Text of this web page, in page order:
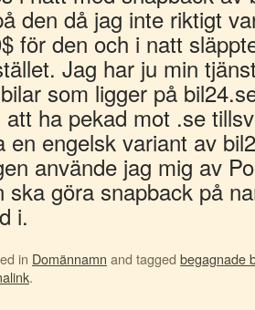
den då jag inte riktigt
för den och i natt
Jag har ju min
som ligger på
ha pekad mot .se
en engelsk variant av
använde jag mig av
ska göra snapback på
i.
in Domännamn and tagged begagnade
.